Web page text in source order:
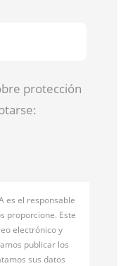
protección
es el responsable
proporcione. Este
electrónico y
publicar los
sus datos